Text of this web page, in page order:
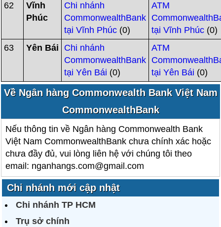
62
Vĩnh
Phúc
Chi nhánh
CommonwealthBank
tại Vĩnh Phúc (0)
ATM
tại Vĩnh Phúc (0)
63
Yên Bái
Chi nhánh
CommonwealthBank
tại Yên Bái (0)
ATM
tại Yên Bái (0)
Về Ngân hàng Commonwealth Bank Việt Nam
CommonwealthBank
Nếu thông tin về Ngân hàng Commonwealth Bank
Việt Nam CommonwealthBank chưa chính xác hoặc
chưa đầy đủ, vui lòng liên hệ với chúng tôi theo
email: nganhangs.com@gmail.com
Chi nhánh mới cập nhật
Chi nhánh TP HCM
Trụ sở chính